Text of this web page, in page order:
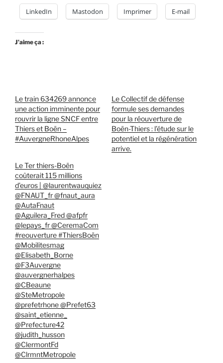
LinkedIn Mastodon Imprimer E-mail
J’aime ça :
Le train 634269 annonce
une action imminente pour
rouvrir la ligne SNCF entre
Thiers et Boën –
#AuvergneRhoneAlpes
Le Collectif de défense
formule ses demandes
pour la réouverture de
Boën-Thiers : l’étude sur le
potentiel et la régénération
arrive.
Le Ter thiers-Boën
coûterait 115 millions
d’euros | @laurentwauquiez
@FNAUT_fr @fnaut_aura
@AutaFnaut
@Aguilera_Fred @afpfr
@lepays_fr @CeremaCom
#reouverture #ThiersBoën
@Mobilitesmag
@Elisabeth_Borne
@F3Auvergne
@auvergnerhalpes
@CBeaune
@SteMetropole
@prefetrhone @Prefet63
@saint_etienne_
@Prefecture42
@judith_husson
@ClermontFd
@ClrmntMetropole